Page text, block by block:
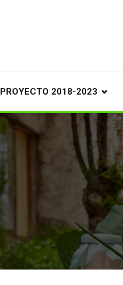
PROYECTO 2018-2023